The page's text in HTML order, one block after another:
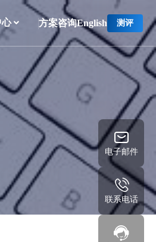
心 方案咨询English 测评
电子邮件
联系电话